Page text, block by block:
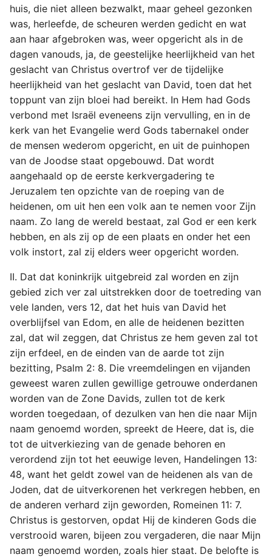
huis, die niet alleen bezwalkt, maar geheel gezonken
was, herleefde, de scheuren werden gedicht en wat
aan haar afgebroken was, weer opgericht als in de
dagen vanouds, ja, de geestelijke heerlijkheid van het
geslacht van Christus overtrof ver de tijdelijke
heerlijkheid van het geslacht van David, toen dat het
toppunt van zijn bloei had bereikt. In Hem had Gods
verbond met Israël eveneens zijn vervulling, en in de
kerk van het Evangelie werd Gods tabernakel onder
de mensen wederom opgericht, en uit de puinhopen
van de Joodse staat opgebouwd. Dat wordt
aangehaald op de eerste kerkvergadering te
Jeruzalem ten opzichte van de roeping van de
heidenen, om uit hen een volk aan te nemen voor Zijn
naam. Zo lang de wereld bestaat, zal God er een kerk
hebben, en als zij op de een plaats en onder het een
volk instort, zal zij elders weer opgericht worden.
II. Dat dat koninkrijk uitgebreid zal worden en zijn
gebied zich ver zal uitstrekken door de toetreding van
vele landen, vers 12, dat het huis van David het
overblijfsel van Edom, en alle de heidenen bezitten
zal, dat wil zeggen, dat Christus ze hem geven zal tot
zijn erfdeel, en de einden van de aarde tot zijn
bezitting, Psalm 2: 8. Die vreemdelingen en vijanden
geweest waren zullen gewillige getrouwe onderdanen
worden van de Zone Davids, zullen tot de kerk
worden toegedaan, of dezulken van hen die naar Mijn
naam genoemd worden, spreekt de Heere, dat is, die
tot de uitverkiezing van de genade behoren en
verordend zijn tot het eeuwige leven, Handelingen 13:
48, want het geldt zowel van de heidenen als van de
Joden, dat de uitverkorenen het verkregen hebben, en
de anderen verhard zijn geworden, Romeinen 11: 7.
Christus is gestorven, opdat Hij de kinderen Gods die
verstrooid waren, bijeen zou vergaderen, die naar Mijn
naam genoemd worden, zoals hier staat. De belofte is